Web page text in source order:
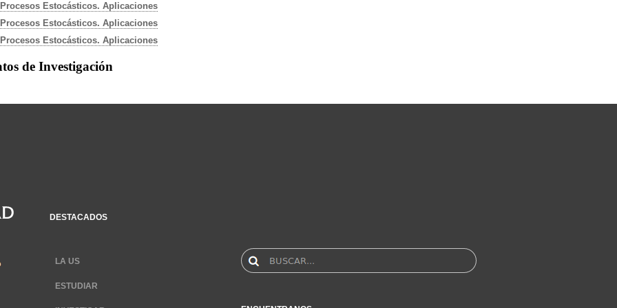
Procesos Estocásticos. Aplicaciones
Procesos Estocásticos. Aplicaciones
Procesos Estocásticos. Aplicaciones
de Investigación
DESTACADOS
LA US
ESTUDIAR